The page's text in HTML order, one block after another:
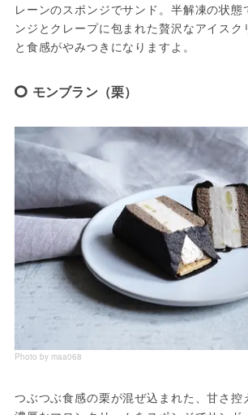
レーンのスポンジでサンド。半解凍の状態
ンジとクレープに包まれた贅沢なアイス
と食感がやみつきになりますよ。
モンブラン（栗）
Photo by maa068
つぶつぶ食感の栗が混ぜ込まれた、甘さ控